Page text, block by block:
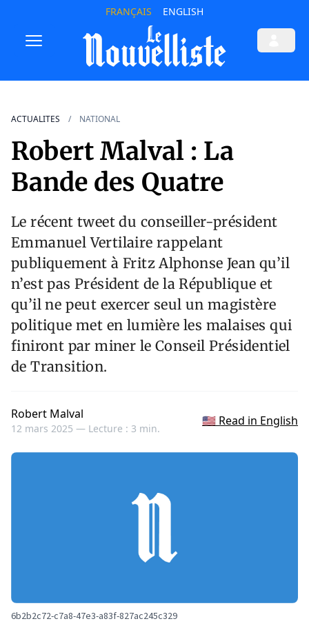
FRANÇAIS ENGLISH
ACTUALITES NATIONAL
Robert Malval : La
Bande des Quatre
Le récent tweet du conseiller-président
Emmanuel Vertilaire rappelant
publiquement à Fritz Alphonse Jean qu’il
n’est pas Président de la République et
qu’il ne peut exercer seul un magistère
politique met en lumière les malaises qui
finiront par miner le Conseil Présidentiel
de Transition.
Robert Malval
12 mars 2025 — Lecture : 3 min.
🇺🇸 Read in English
6b2b2c72-c7a8-47e3-a83f-827ac245c329